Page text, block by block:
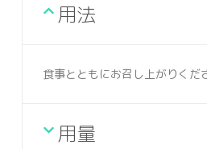
用法
食事とともにお召し上がりくだ
用量